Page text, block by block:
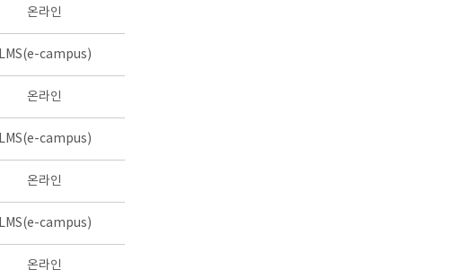
온라인
LMS(e-campus)
온라인
LMS(e-campus)
온라인
LMS(e-campus)
온라인